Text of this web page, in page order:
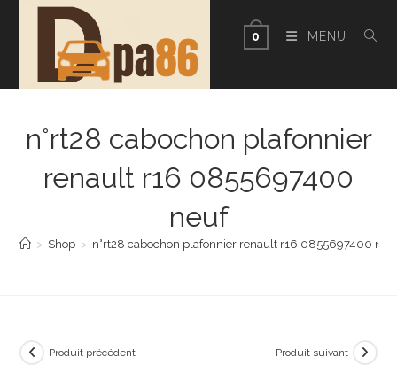
0 MENU
n°rt28 cabochon plafonnier
renault r16 0855697400
neuf
> Shop > n°rt28 cabochon plafonnier renault r16 0855697400
Produit précédent Produit suivant